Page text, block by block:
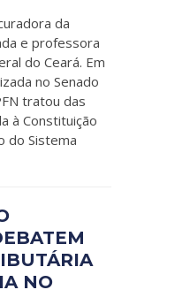
da
e professora
do Ceará. Em
no Senado
tratou das
à Constituição
do Sistema
NO